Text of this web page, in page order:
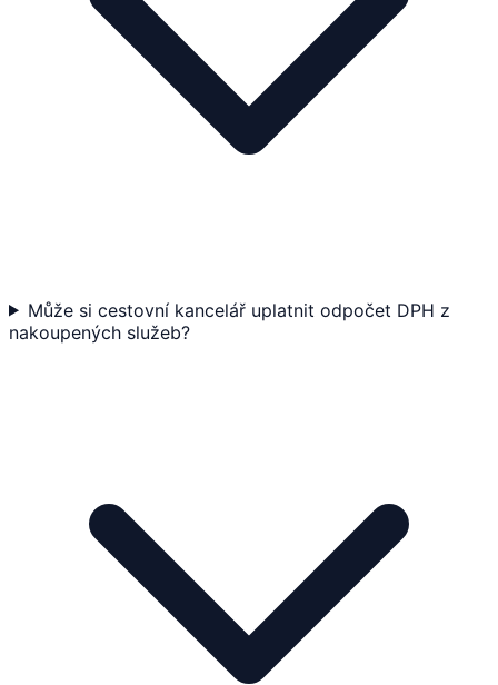
Může si cestovní kancelář uplatnit odpočet DPH z
nakoupených služeb?